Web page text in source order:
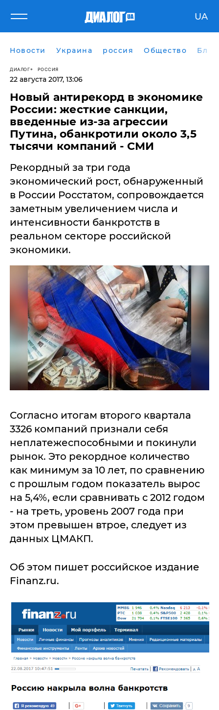
UA
Новости Украина россия Общество
ДИАЛОГ РОССИЯ
22 августа 2017, 13:06
Новый антирекорд в экономике
России: жесткие санкции,
введенные из-за агрессии
Путина, обанкротили около 3,5
тысячи компаний - СМИ
​Рекордный за три года
экономический рост, обнаруженный
в России Росстатом, сопровождается
заметным увеличением числа и
интенсивности банкротств в
реальном секторе российской
экономики.
Согласно итогам второго квартала
3326 компаний признали себя
неплатежеспособными и покинули
рынок. Это рекордное количество
как минимум за 10 лет, по сравнению
с прошлым годом показатель вырос
на 5,4%, если сравнивать с 2012 годом
- на треть, уровень 2007 года при
этом превышен втрое, следует из
данных ЦМАКП.
Об этом пишет российское издание
Finanz.ru.